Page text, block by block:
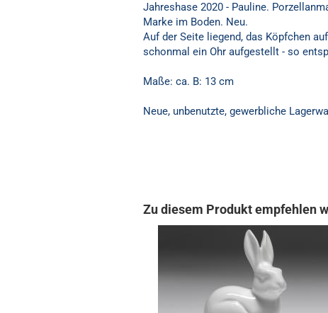
Jahreshase 2020 - Pauline.
Marke im Boden. Neu.
Auf der Seite liegend, das Köpfchen
schonmal ein Ohr aufgestellt - so
Maße: ca. B: 13 cm
Neue, unbenutzte, gewerbliche
Zu diesem Produkt empfehlen